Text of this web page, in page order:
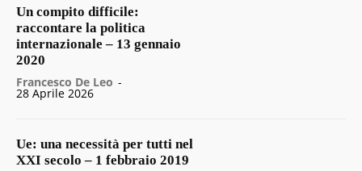
Un compito difficile:
raccontare la politica
internazionale – 13 gennaio
2020
Francesco De Leo -
28 Aprile 2026
Ue: una necessità per tutti nel
XXI secolo – 1 febbraio 2019